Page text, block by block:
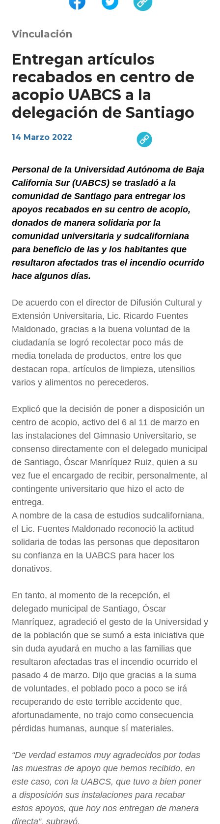
Vinculación
Entregan artículos
recabados en centro de
acopio UABCS a la
delegación de Santiago
14 Marzo 2022
Personal de la Universidad Autónoma de Baja
California Sur (UABCS) se trasladó a la
comunidad de Santiago para entregar los
apoyos recabados en su centro de acopio,
donados de manera solidaria por la
comunidad universitaria y sudcaliforniana
para beneficio de las y los habitantes que
resultaron afectados tras el incendio ocurrido
hace algunos días.
De acuerdo con el director de Difusión Cultural y
Extensión Universitaria, Lic. Ricardo Fuentes
Maldonado, gracias a la buena voluntad de la
ciudadanía se logró recolectar poco más de
media tonelada de productos, entre los que
destacan ropa, artículos de limpieza, utensilios
varios y alimentos no perecederos.
Explicó que la decisión de poner a disposición un
centro de acopio, activo del 6 al 11 de marzo en
las instalaciones del Gimnasio Universitario, se
consenso directamente con el delegado municipal
de Santiago, Óscar Manríquez Ruiz, quien a su
vez fue el encargado de recibir, personalmente, al
contingente universitario que hizo el acto de
entrega.
A nombre de la casa de estudios sudcaliforniana,
el Lic. Fuentes Maldonado reconoció la actitud
solidaria de todas las personas que depositaron
su confianza en la UABCS para hacer los
donativos.
En tanto, al momento de la recepción, el
delegado municipal de Santiago, Óscar
Manríquez, agradeció el gesto de la Universidad y
de la población que se sumó a esta iniciativa que
sin duda ayudará en mucho a las familias que
resultaron afectadas tras el incendio ocurrido el
pasado 4 de marzo. Dijo que gracias a la suma
de voluntades, el poblado poco a poco se irá
recuperando de este terrible accidente que,
afortunadamente, no trajo como consecuencia
pérdidas humanas, aunque sí materiales.
“De verdad estamos muy agradecidos por todas
las muestras de apoyo que hemos recibido, en
este caso, con la UABCS, que tuvo a bien poner
a disposición sus instalaciones para recabar
estos apoyos, que hoy nos entregan de manera
directa”, subrayó.